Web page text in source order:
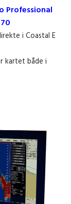
Professional
i Coastal E
kartet både i